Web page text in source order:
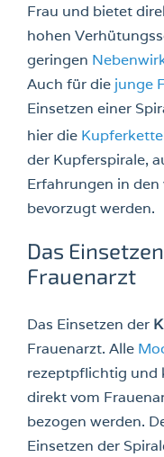
Frau und bietet
hohen
geringen
Auch für die junge
Einsetzen einer
hier die
der Kupferspirale,
Erfahrungen in den
bevorzugt werden.
Das
Frauenarzt
Das Einsetzen der
Frauenarzt. Alle
rezeptpflichtig und
direkt vom
bezogen werden.
Einsetzen der